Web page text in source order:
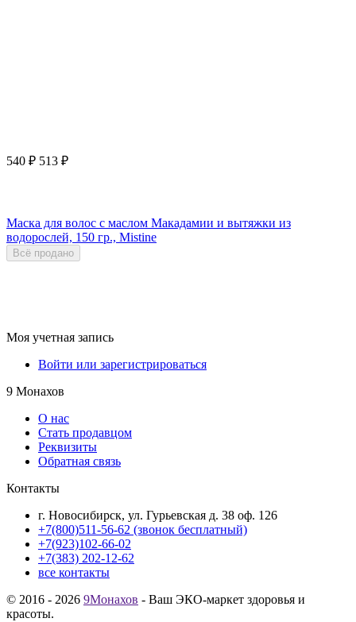
540 ₽ 513 ₽
Маска для волос с маслом Макадамии и вытяжки из
водорослей, 150 гр., Mistine
Всё продано
Моя учетная запись
Войти или зарегистрироваться
9 Монахов
О нас
Стать продавцом
Реквизиты
Обратная связь
Контакты
г. Новосибирск, ул. Гурьевская д. 38 оф. 126
+7(800)511-56-62 (звонок бесплатный)
+7(923)102-66-02
+7(383) 202-12-62
все контакты
© 2016 - 2026 9Монахов - Ваш ЭКО-маркет здоровья и
красоты.